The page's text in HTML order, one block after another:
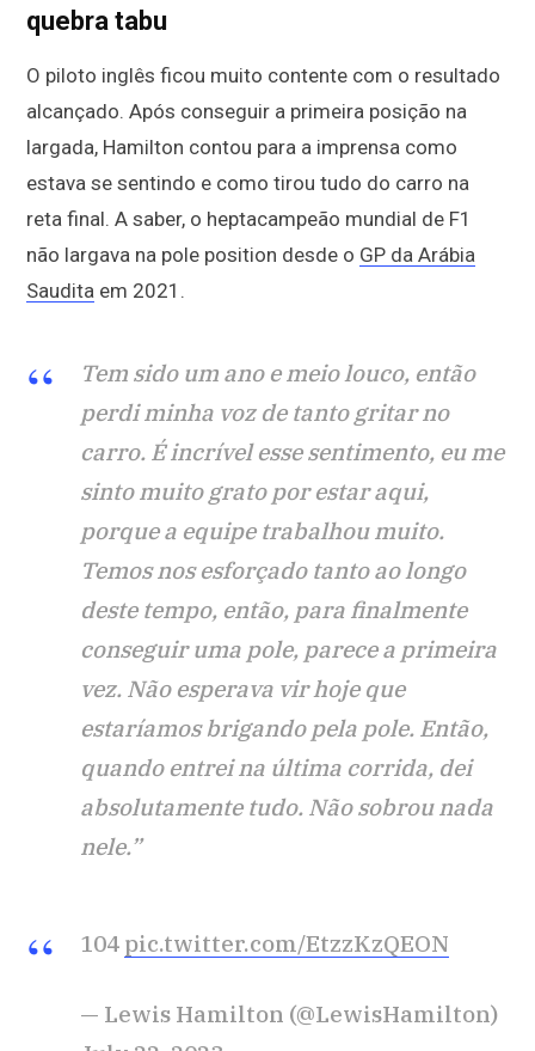
quebra tabu
O piloto inglês ficou muito contente com o resultado
alcançado. Após conseguir a primeira posição na
largada, Hamilton contou para a imprensa como
estava se sentindo e como tirou tudo do carro na
reta final. A saber, o heptacampeão mundial de F1
não largava na pole position desde o GP da Arábia
Saudita em 2021.
Tem sido um ano e meio louco, então
perdi minha voz de tanto gritar no
carro. É incrível esse sentimento, eu me
sinto muito grato por estar aqui,
porque a equipe trabalhou muito.
Temos nos esforçado tanto ao longo
deste tempo, então, para finalmente
conseguir uma pole, parece a primeira
vez. Não esperava vir hoje que
estaríamos brigando pela pole. Então,
quando entrei na última corrida, dei
absolutamente tudo. Não sobrou nada
nele.”
104 pic.twitter.com/EtzzKzQEON
— Lewis Hamilton (@LewisHamilton)